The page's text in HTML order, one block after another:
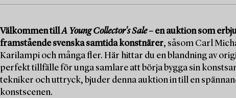
Välkommen tillA Young Collector's Sale– en auktion som
framstående svenska samtida konstnärer, såsom Carl
Karilampi och många fler. Här hittar du en blandning av
perfekt tillfälle för unga samlare att börja bygga sin
tekniker och uttryck, bjuder denna auktion in till en
konstscenen.